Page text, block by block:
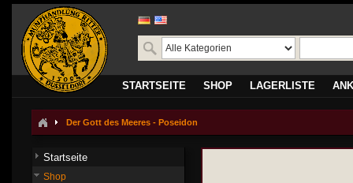
STARTSEITE SHOP LAGERLISTE
Der Gott des Meeres - Poseidon
Startseite
Shop